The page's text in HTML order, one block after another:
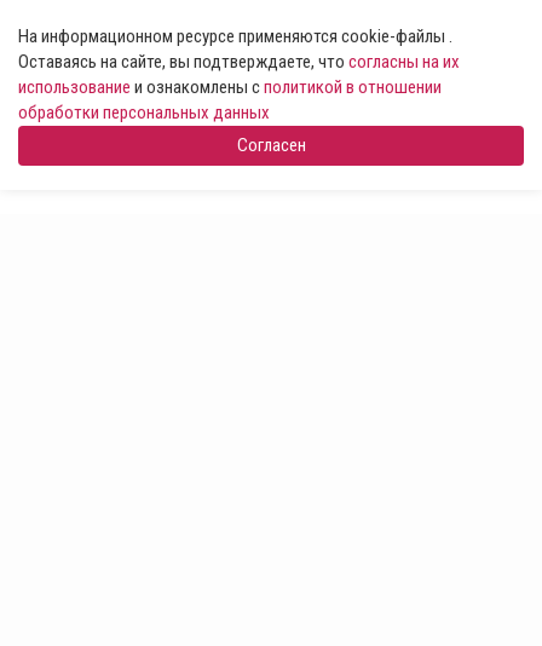
На информационном ресурсе применяются cookie-файлы .
Оставаясь на сайте, вы подтверждаете, что согласны на их
использование и ознакомлены сполитикой в отношении
обработки персональных данных
Согласен